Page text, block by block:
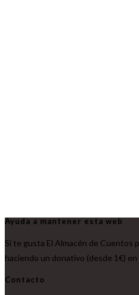
Ayuda a mantener esta web
Si te gusta El Almacén de Cuentos
haciendo un donativo (desde 1€) en
Contacto